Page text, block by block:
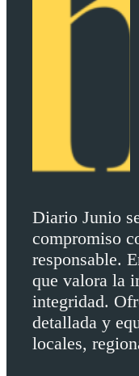
Diario Junio
compromiso
responsable.
que valora la
integridad.
detallada y
locales,